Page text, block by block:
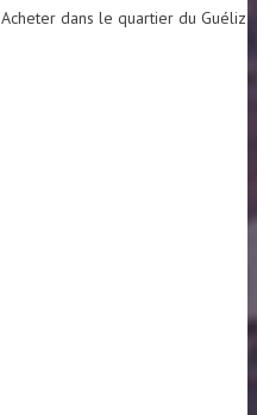
Acheter dans le quartier du Guéliz